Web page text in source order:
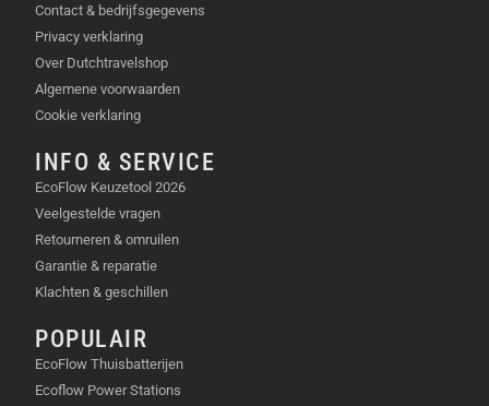
Contact & bedrijfsgegevens
Privacy verklaring
Over Dutchtravelshop
Algemene voorwaarden
Cookie verklaring
INFO & SERVICE
EcoFlow Keuzetool 2026
Veelgestelde vragen
Retourneren & omruilen
Garantie & reparatie
Klachten & geschillen
POPULAIR
EcoFlow Thuisbatterijen
Ecoflow Power Stations